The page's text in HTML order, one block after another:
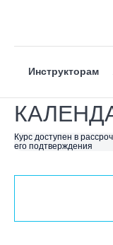
Инструкторам
Курс доступен в
его подтверждения
ФИЛЬТР
ВИД СПОРТА
Я ХОЧУ
КАТЕГОРИЯ